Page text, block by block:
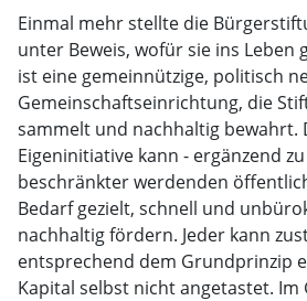
Einmal mehr stellte die
unter Beweis, wofür sie ins Leben
ist eine gemeinnützige, politisch
Gemeinschaftseinrichtung, die
sammelt und nachhaltig bewahrt.
Eigeninitiative kann - ergänzend
beschränkter werdenden
Bedarf gezielt, schnell und
nachhaltig fördern. Jeder kann
entsprechend dem Grundprinzip
Kapital selbst nicht angetastet. Im